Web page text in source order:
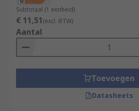
Subtotaal (1 eenheid)
€ 11,51(excl. BTW)
Aantal
Toevoegen
Datasheets